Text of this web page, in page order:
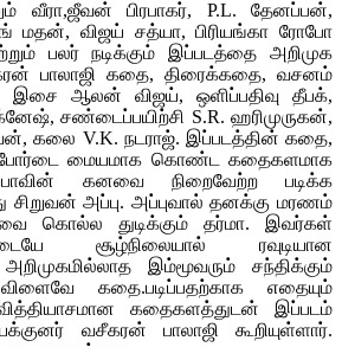
வீரா,ஜீவன் பிரபாகர், P.L. தேனப்பன்,
மதன், விஜய் சத்யா, பிரியங்கா ரோபோ
பலர் நடிக்கும் இப்படத்தை அறிமுக
பாலாஜி கதை, திரைக்கதை, வசனம்
இசை ஆலன் விஜய், ஒளிப்பதிவு தீபக்,
சண்டைப்பயிற்சி S.R. ஹரிமுருகன்,
கலை V.K. நடராஜ். இப்படத்தின் கதை,
மையமாக கொண்ட கதைகளமாக
கனவை நிறைவேற்ற படிக்க
சிறுவன் அப்பு. அப்புவால் தனக்கு மரணம்
கொல்ல துடிக்கும் தர்மா. இவர்கள்
சூழ்நிலையால் ரவுடியான
இம்மூவரும் சந்திக்கும்
கதை.படிப்பதற்காக எதையும்
கதைகளத்துடன் இப்படம்
வசீகரன் பாலாஜி கூறியுள்ளார்.